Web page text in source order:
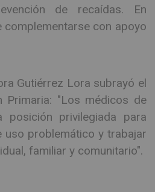
de recaídas. En
complementarse con apoyo
Gutiérrez Lora subrayó el
Primaria: "Los médicos de
posición privilegiada para
uso problemático y trabajar
familiar y comunitario".